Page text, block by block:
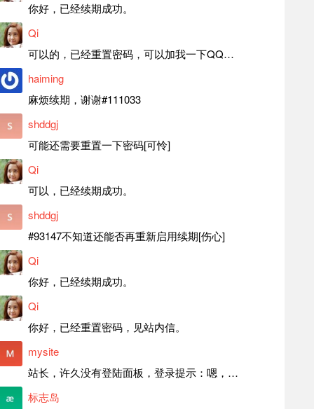
你好，已经续期成功。
Qi
可以的，已经重置密码，可以加我一下QQ，留言后我就发密码给你。
haiming
麻烦续期，谢谢#111033
shddgj
可能还需要重置一下密码[可怜]
Qi
可以，已经续期成功。
shddgj
#93147不知道还能否再重新启用续期[伤心]
Qi
你好，已经续期成功。
Qi
你好，已经重置密码，见站内信。
mysite
站长，许久没有登陆面板，登录提示：嗯，登录详细信息似乎不正确。请重试。 网站还可以正常使用。如果是密码问题请帮忙重置一下密码。谢谢。订单号：97790，账号：aa20210950。 站长，提交了工单，你回复续期成功，不过我的问题是面部登陆信息有问题，一直是初始密码，现在无法登陆，有时间麻烦排查一下。
标志岛